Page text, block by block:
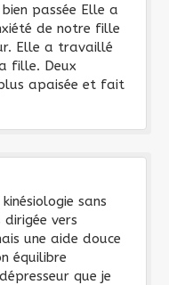
passée Elle a
de notre fille
Elle a travaillé
fille. Deux
apaisée et fait
sans
dirigée vers
une aide douce
équilibre
que je